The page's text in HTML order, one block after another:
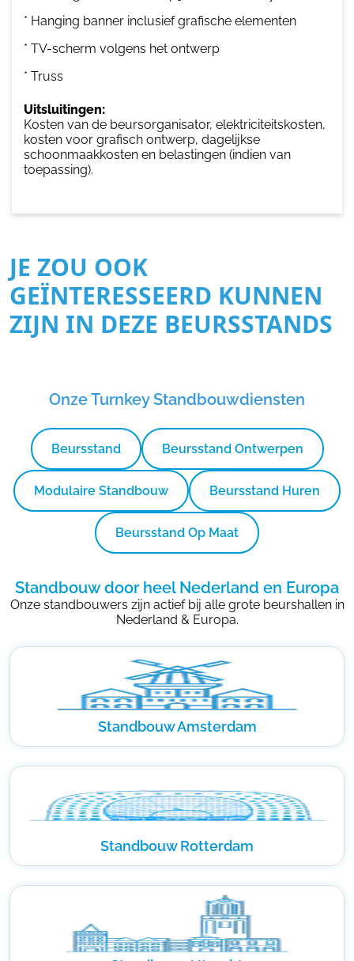
* Hanging banner inclusief grafische elementen
* TV-scherm volgens het ontwerp
* Truss
Uitsluitingen:
Kosten van de beursorganisator, elektriciteitskosten,
kosten voor grafisch ontwerp, dagelijkse
schoonmaakkosten en belastingen (indien van
toepassing).
JE ZOU OOK
GEÏNTERESSEERD KUNNEN
ZIJN IN DEZE BEURSSTANDS
Onze Turnkey Standbouwdiensten
Beursstand Beursstand Ontwerpen
Modulaire Standbouw Beursstand Huren
Beursstand Op Maat
Standbouw door heel Nederland en Europa
Onze standbouwers zijn actief bij alle grote beurshallen in
Nederland & Europa.
Standbouw Amsterdam
Standbouw Rotterdam